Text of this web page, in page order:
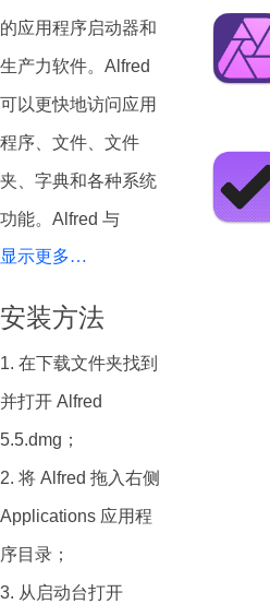
的应用程序启动器和
生产力软件。Alfred
可以更快地访问应用
程序、文件、文件
夹、字典和各种系统
功能。Alfred 与
macOS 的 Spotlight
称为“工作流程”的操
作系统 提供了更高程
度的可定制性和可扩
展性。
Alfred 的功能可以通
过“workflows”进行扩
展，“workflows”是通
显示更多…
安装方法
1. 在下载文件夹找到
并打开 Alfred
5.5.dmg；
2. 将 Alfred 拖入右侧
Applications 应用程
序目录；
3. 从启动台打开